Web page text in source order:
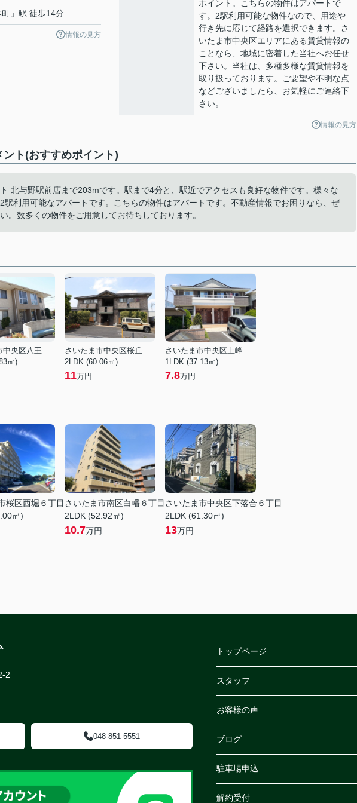
町 」駅 徒歩14分
情報の見方
ポイント。こちらの物件はアパートで
す。2駅利用可能な物件なので、用途や
行き先に応じて経路を選択できます。さ
いたま市中央区エリアにある賃貸情報の
ことなら、地域に密着した当社へお任せ
下さい。当社は、多種多様な賃貸情報を
取り扱っております。ご要望や不明な点
などございましたら、お気軽にご連絡下
さい。
情報の見方
ト(おすすめポイント)
北与野駅前店まで203mです。駅まで4分と、駅近でアクセスも良好な物件です。様々な
駅利用可能なアパートです。こちらの物件はアパートです。不動産情報でお困りなら、ぜ
。数多くの物件をご用意してお待ちしております。
さいたま市中央区八王子３丁目
㎡)
さいたま市中央区桜丘２丁目
2LDK (60.06㎡)
11万円
さいたま市中央区上峰４丁目
1LDK (37.13㎡)
7.8万円
桜区西堀６丁目
㎡)
さいたま市南区白幡６丁目
2LDK (52.92㎡)
10.7万円
さいたま市中央区下落合６丁目
2LDK (61.30㎡)
13万円
2
048-851-5551
トップページ
スタッフ
お客様の声
ブログ
駐車場申込
解約受付